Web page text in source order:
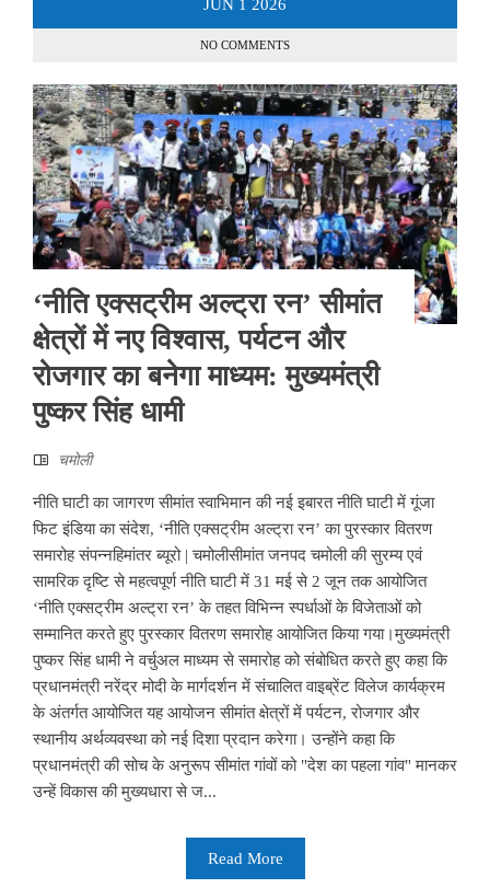
JUN 1 2026
NO COMMENTS
‘नीति एक्सट्रीम अल्ट्रा रन’ सीमांत
क्षेत्रों में नए विश्वास, पर्यटन और
रोजगार का बनेगा माध्यम: मुख्यमंत्री
पुष्कर सिंह धामी
चमोली
नीति घाटी का जागरण सीमांत स्वाभिमान की नई इबारत नीति घाटी में गूंजा
फिट इंडिया का संदेश, ‘नीति एक्सट्रीम अल्ट्रा रन’ का पुरस्कार वितरण
समारोह संपन्नहिमांतर ब्यूरो | चमोलीसीमांत जनपद चमोली की सुरम्य एवं
सामरिक दृष्टि से महत्वपूर्ण नीति घाटी में 31 मई से 2 जून तक आयोजित
‘नीति एक्सट्रीम अल्ट्रा रन’ के तहत विभिन्न स्पर्धाओं के विजेताओं को
सम्मानित करते हुए पुरस्कार वितरण समारोह आयोजित किया गया।मुख्यमंत्री
पुष्कर सिंह धामी ने वर्चुअल माध्यम से समारोह को संबोधित करते हुए कहा कि
प्रधानमंत्री नरेंद्र मोदी के मार्गदर्शन में संचालित वाइब्रेंट विलेज कार्यक्रम
के अंतर्गत आयोजित यह आयोजन सीमांत क्षेत्रों में पर्यटन, रोजगार और
स्थानीय अर्थव्यवस्था को नई दिशा प्रदान करेगा। उन्होंने कहा कि
प्रधानमंत्री की सोच के अनुरूप सीमांत गांवों को "देश का पहला गांव" मानकर
उन्हें विकास की मुख्यधारा से ज...
Read More